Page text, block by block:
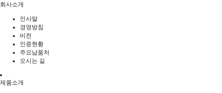
회사소개
인사말
경영방침
비전
인증현황
주요납품처
오시는 길
제품소개